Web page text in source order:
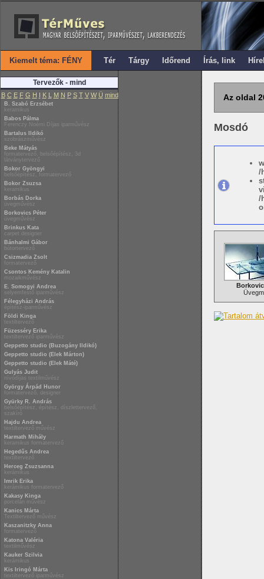
Kiemelt téma: FÉNY Tér Tárgy Időrend Írás, link
Tervezők - mind
B C E F G H I K L M N P S T V W Ü mind
B. Szabó Erzsébet
keramikus
Babos Pálma
Ferenczy Noémi Díjas iparművész
Bartalus Ildikó
szobrászművész
Beke Mátyás
formatervező, belsőépítész, 3d
látványtervező
Bokor Gyöngyi
belsőépítész, formatervező
Bokor Zsuzsa
keramikus
Borbás Dorka
üvegművész
Borkovics Péter
üvegművész
Brinkus Kata
carpet designer
Bánhalmi Gábor
bútortervező
Csizmadia Zsolt
formatervező
Csontos Kemény Katalin
mozaikművész
E. Somogyi Andrea
selyemfestő iparművész
Félegyházi András
építész-iparművész
Földi Kinga
textiltervező
Füzesséry Erika
textiltervező iparművész
Geppetto studio (Buzogány Ildikó)
Geppetto studio (Elek Márton)
Geppetto studio (Elek Máté)
Gulyás Judit
nívódíjas textilművész
György Árpád Hunor
formatervező, designer
Gyürky R. András
belsőépítész, építész, díszlettervező,
szakíró
Hajdu Andrea
textiltervező művész
Harmath Mihály
keramikus formatervező
Hegedűs Andrea
textiltervező
Herceg Zsuzsanna
kerámikus
Imrik Erika
kerámikus formatervező
Kakasy Kinga
porcelán művész
Kanics Márta
Textiltervező művész
Kaszanitzky Anna
formatervező
Katona Valéria
textilművész
Kauker Szilvia
kerámikus
Kis Iringó Márta
textiltervező iparművész
Az oldal
Mosdó
/
/